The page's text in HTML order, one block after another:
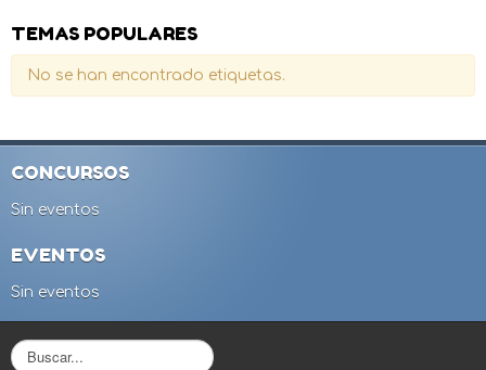
TEMAS POPULARES
No se han encontrado etiquetas.
CONCURSOS
Sin eventos
EVENTOS
Sin eventos
B